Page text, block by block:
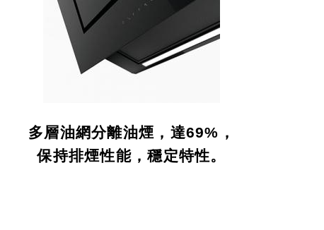
多層油網分離油煙，達69%，
保持排煙性能，穩定特性。